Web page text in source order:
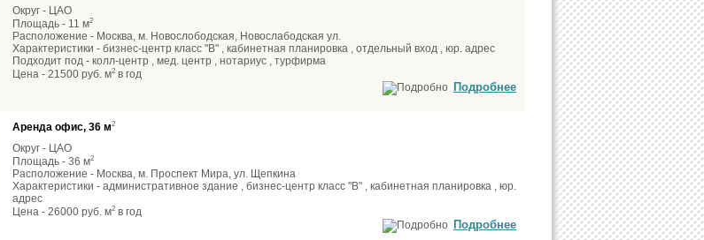
Округ - ЦАО
Площадь - 11 м2
Расположение - Москва, м. Новослободская, Новослабодская ул.
Характеристики - бизнес-центр класс "В" , кабинетная планировка , отдельный вход , юр. адрес
Подходит под - колл-центр , мед. центр , нотариус , турфирма
Цена - 21500 руб. м2 в год
Подробнее
Аренда офис, 36 м2
Округ - ЦАО
Площадь - 36 м2
Расположение - Москва, м. Проспект Мира, ул. Щепкина
Характеристики - административное здание , бизнес-центр класс "В" , кабинетная планировка , юр.
адрес
Цена - 26000 руб. м2 в год
Подробнее